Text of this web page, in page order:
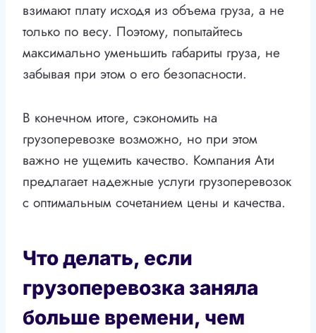
взимают плату исходя из объема груза, а не
только по весу. Поэтому, попытайтесь
максимально уменьшить габариты груза, не
забывая при этом о его безопасности.
В конечном итоге, сэкономить на
грузоперевозке возможно, но при этом
важно не ущемить качество. Компания Ати
предлагает надежные услуги грузоперевозок
с оптимальным сочетанием цены и качества.
Что делать, если
грузоперевозка заняла
больше времени, чем